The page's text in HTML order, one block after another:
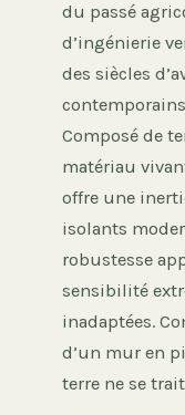
du passé
d’ingénierie
des siècles
Composé de
matériau
offre une
isolants
robustesse
sensibilité
inadaptées.
d’un mur en
terre ne se